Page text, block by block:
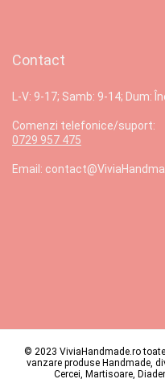
Contact
L-V: 9-17; Samb: 9-14; Dum:
Comenzi telefonice/suport:
0729 957 475
Email:
© 2023 ViviaHandmade.ro
vanzare produse Handmade,
Cercei, Martisoare,